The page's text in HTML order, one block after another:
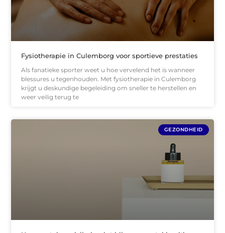
Fysiotherapie in Culemborg voor sportieve prestaties
Als fanatieke sporter weet u hoe vervelend het is wanneer
blessures u tegenhouden. Met fysiotherapie in Culemborg
krijgt u deskundige begeleiding om sneller te herstellen en
weer veilig terug te
GEZONDHEID